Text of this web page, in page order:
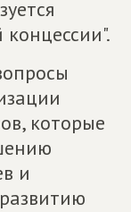
которые
и